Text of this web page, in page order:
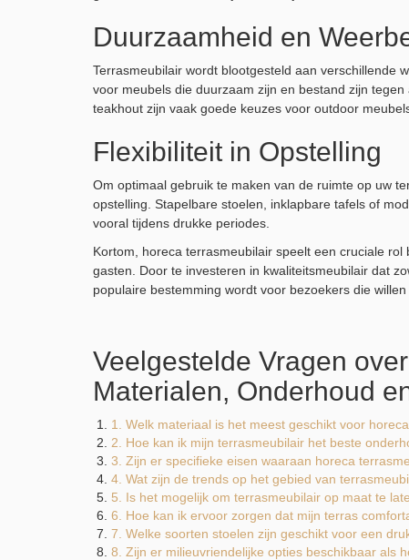
Duurzaamheid en
Terrasmeubilair wordt blootgesteld aan verschillende
voor meubels die duurzaam zijn en bestand zijn
teakhout zijn vaak goede keuzes voor outdoor
Flexibiliteit in Opstelling
Om optimaal gebruik te maken van de ruimte op uw
opstelling. Stapelbare stoelen, inklapbare tafels of
vooral tijdens drukke periodes.
Kortom, horeca terrasmeubilair speelt een cruciale
gasten. Door te investeren in kwaliteitsmeubilair dat
populaire bestemming wordt voor bezoekers die
Veelgestelde Vragen
Materialen, Onderhoud
1. Welk materiaal is het meest geschikt voor
2. Hoe kan ik mijn terrasmeubilair het beste
3. Zijn er specifieke eisen waaraan horeca
4. Wat zijn de trends op het gebied van
5. Is het mogelijk om terrasmeubilair op maat te
6. Hoe kan ik ervoor zorgen dat mijn terras
7. Welke soorten stoelen zijn geschikt voor een
8. Zijn er milieuvriendelijke opties beschikbaar als